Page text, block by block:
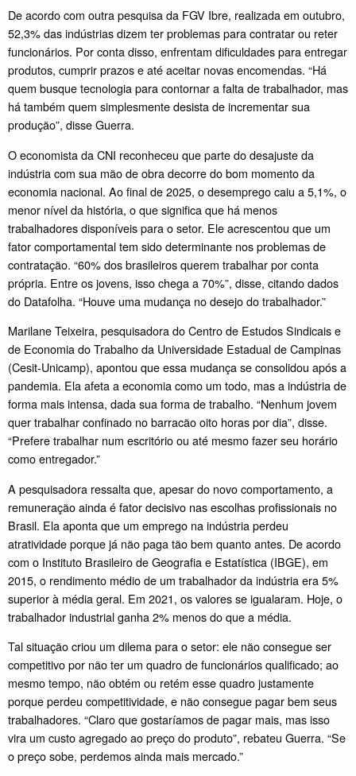
De acordo com outra pesquisa da FGV Ibre, realizada em outubro,
52,3% das indústrias dizem ter problemas para contratar ou reter
funcionários. Por conta disso, enfrentam dificuldades para entregar
produtos, cumprir prazos e até aceitar novas encomendas. “Há
quem busque tecnologia para contornar a falta de trabalhador, mas
há também quem simplesmente desista de incrementar sua
produção”, disse Guerra.
O economista da CNI reconheceu que parte do desajuste da
indústria com sua mão de obra decorre do bom momento da
economia nacional. Ao final de 2025, o desemprego caiu a 5,1%, o
menor nível da história, o que significa que há menos
trabalhadores disponíveis para o setor. Ele acrescentou que um
fator comportamental tem sido determinante nos problemas de
contratação. “60% dos brasileiros querem trabalhar por conta
própria. Entre os jovens, isso chega a 70%”, disse, citando dados
do Datafolha. “Houve uma mudança no desejo do trabalhador.”
Marilane Teixeira, pesquisadora do Centro de Estudos Sindicais e
de Economia do Trabalho da Universidade Estadual de Campinas
(Cesit-Unicamp), apontou que essa mudança se consolidou após a
pandemia. Ela afeta a economia como um todo, mas a indústria de
forma mais intensa, dada sua forma de trabalho. “Nenhum jovem
quer trabalhar confinado no barracão oito horas por dia”, disse.
“Prefere trabalhar num escritório ou até mesmo fazer seu horário
como entregador.”
A pesquisadora ressalta que, apesar do novo comportamento, a
remuneração ainda é fator decisivo nas escolhas profissionais no
Brasil. Ela aponta que um emprego na indústria perdeu
atratividade porque já não paga tão bem quanto antes. De acordo
com o Instituto Brasileiro de Geografia e Estatística (IBGE), em
2015, o rendimento médio de um trabalhador da indústria era 5%
superior à média geral. Em 2021, os valores se igualaram. Hoje, o
trabalhador industrial ganha 2% menos do que a média.
Tal situação criou um dilema para o setor: ele não consegue ser
competitivo por não ter um quadro de funcionários qualificado; ao
mesmo tempo, não obtém ou retém esse quadro justamente
porque perdeu competitividade, e não consegue pagar bem seus
trabalhadores. “Claro que gostaríamos de pagar mais, mas isso
vira um custo agregado ao preço do produto”, rebateu Guerra. “Se
o preço sobe, perdemos ainda mais mercado.”